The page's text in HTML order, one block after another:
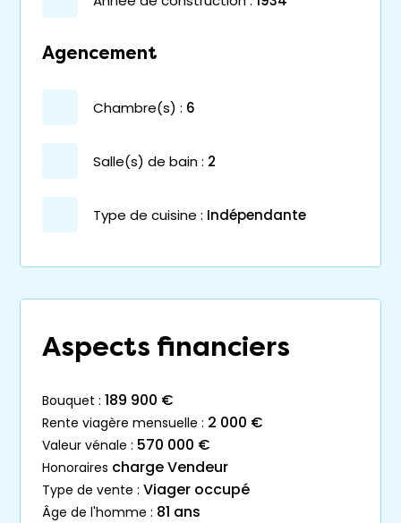
Agencement
chambre(s) : 6
salle(s) de bain : 2
Type de cuisine : Indépendante
Aspects financiers
bouquet : 189 900 €
rente viagère mensuelle : 2 000 €
valeur vénale : 570 000 €
honoraires charge Vendeur
type de vente : Viager occupé
âge de l'homme : 81 ans